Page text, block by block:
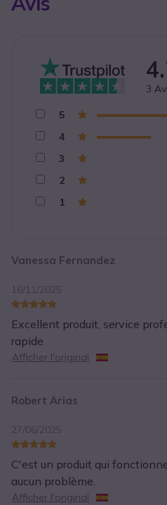
Vanessa Fernandez
16/11/2025
Excellent produit, service
rapide
Afficher l'original
Robert Arias
27/06/2025
C'est un produit qui
aucun problème.
Afficher l'original
3
5
4
3
2
1